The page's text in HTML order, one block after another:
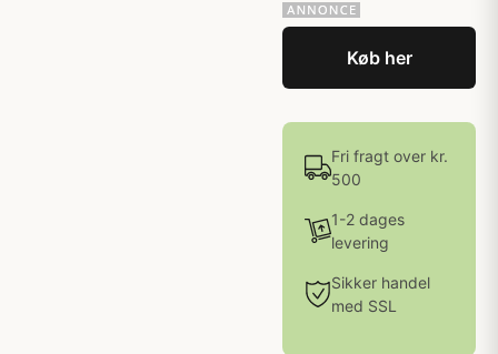
Køb her
Fri fragt over kr.
500
1-2 dages
levering
Sikker handel
med SSL